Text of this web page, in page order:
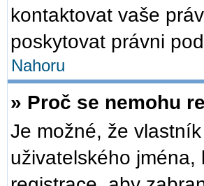
kontaktovat vaše
poskytovat právni
Nahoru
» Proč se nemohu
Je možné, že
uživatelského jména,